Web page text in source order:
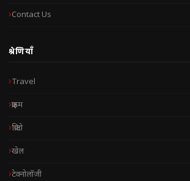
Contact Us
श्रेणियाँ
Travel
क्राइम
क्रिप्टो
खेल
टेक्नोलॉजी